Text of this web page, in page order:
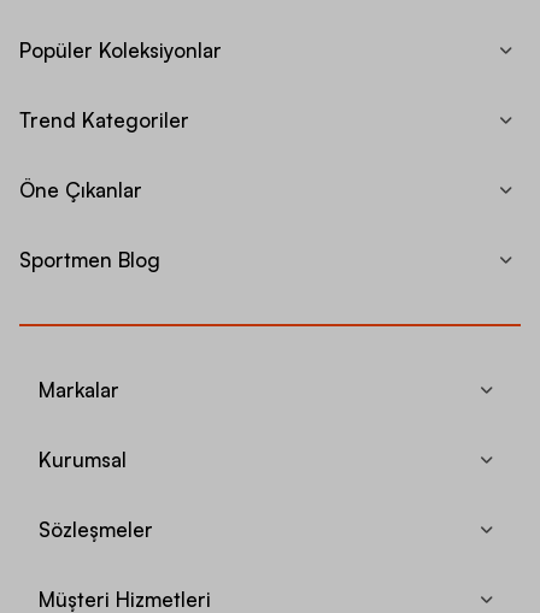
Popüler Koleksiyonlar
Trend Kategoriler
Öne Çıkanlar
Sportmen Blog
Markalar
Kurumsal
Sözleşmeler
Müşteri Hizmetleri